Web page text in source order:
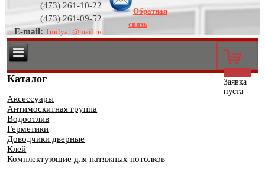
(473) 261-10-22
(473) 261-09-52
E-mail: 1milya1@mail.ru
Обратная
связь
0
Заявка
пуста
Каталог
Аксессуары
Антимоскитная группа
Водоотлив
Герметики
Доводчики дверные
Клей
Комплектующие для натяжных потолков